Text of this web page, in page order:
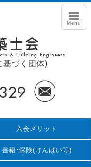
基づく団体)
入会メリット
書籍･保険(けんばい等)